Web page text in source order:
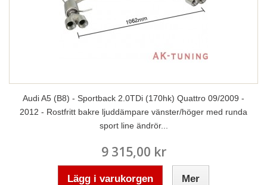
Audi A5 (B8) - Sportback 2.0TDi (170hk) Quattro 09/2009 -
2012 - Rostfritt bakre ljuddämpare vänster/höger med runda
sport line ändrör...
9 315,00 kr
Lägg i varukorgen Mer